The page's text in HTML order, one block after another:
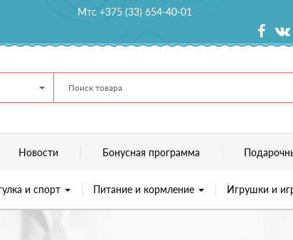
Мтс +375 (33) 654-40-01
Новости Бонусная программа
и спорт Питание и кормление Игрушки и